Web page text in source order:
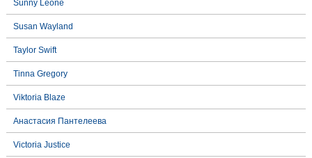
Sunny Leone
Susan Wayland
Taylor Swift
Tinna Gregory
Viktoria Blaze
Анастасия Пантелеева
Victoria Justice